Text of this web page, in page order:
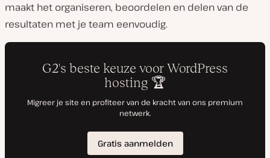
maakt het organiseren, beoordelen en delen van de
resultaten met je team eenvoudig.